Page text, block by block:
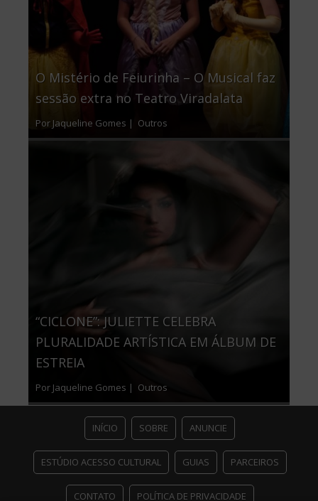
O Mistério de Feiurinha – O Musical faz
sessão extra no Teatro Viradalata
Por Jaqueline Gomes | Outros
“CICLONE”: JULIETTE CELEBRA
PLURALIDADE ARTÍSTICA EM ÁLBUM DE
ESTREIA
Por Jaqueline Gomes | Outros
INÍCIO SOBRE ANUNCIE
ESTÚDIO ACESSO CULTURAL GUIAS PARCEIROS
CONTATO POLÍTICA DE PRIVACIDADE